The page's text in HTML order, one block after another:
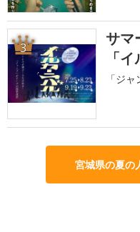
3
サマ
「
「ジ
宮城県の夏の